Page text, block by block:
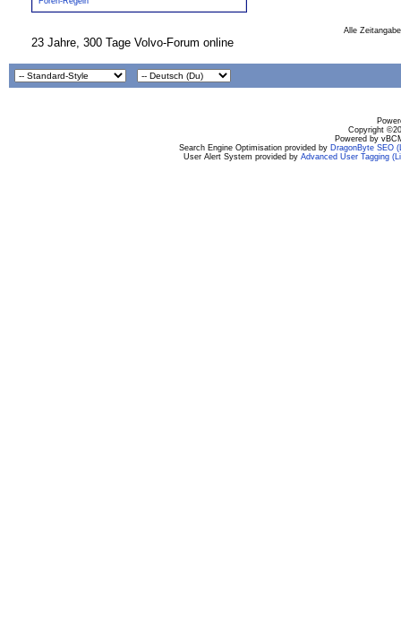
Alle
23 Jahre, 300 Tage Volvo-Forum online
Copyright
Powered by
Search Engine Optimisation provided by DragonByte SEO
User Alert System provided by Advanced User Tagging